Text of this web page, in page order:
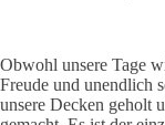
Obwohl unsere Tage
Freude und unendlich
unsere Decken geholt